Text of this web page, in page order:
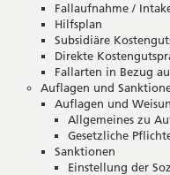
Fallaufnahme /
Hilfsplan
Subsidiäre
Direkte
Fallarten in Bezug
Auflagen und
Auflagen und
Allgemeines zu
Gesetzliche
Sanktionen
Einstellung der